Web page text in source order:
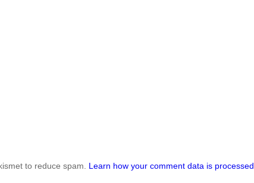
to reduce spam. Learn how your comment data is processed.